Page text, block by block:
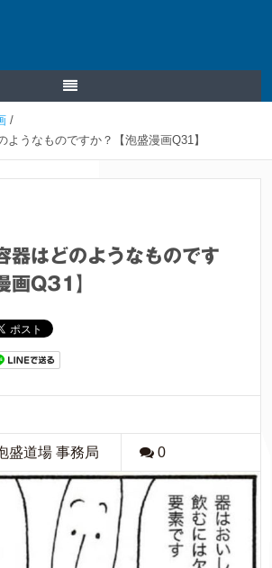
/
ようなものですか？【泡盛漫画Q31】
器はどのようなものです
画Q31】
盛道場 事務局 0